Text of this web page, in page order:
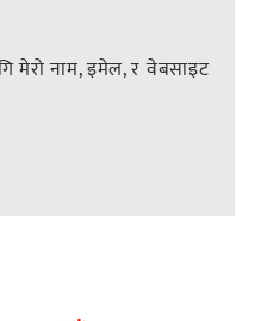
मेरो नाम, इमेल, र वेबसाइट